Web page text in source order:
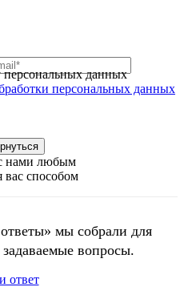
персональных данных
персональных данных
нами любым
способом
мы собрали для
вопросы.
ответ